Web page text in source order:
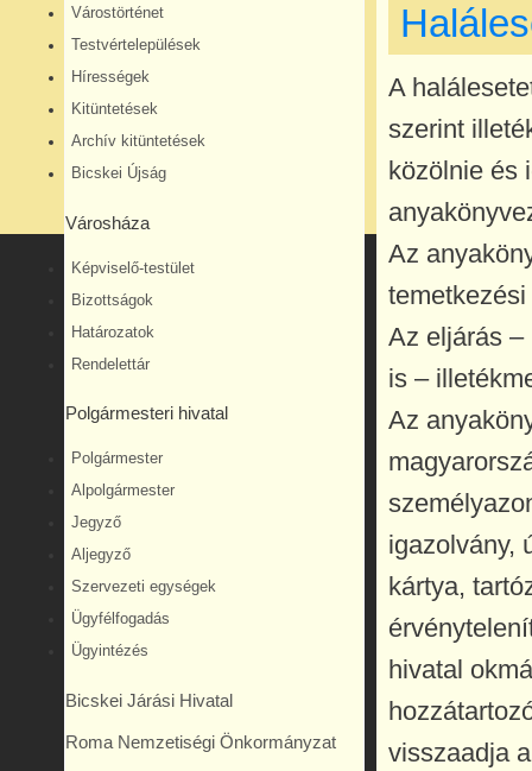
Várostörténet
Testvértelepülések
Hírességek
Kitüntetések
Archív kitüntetések
Bicskei Újság
Városháza
Képviselő-testület
Bizottságok
Határozatok
Rendelettár
Polgármesteri hivatal
Polgármester
Alpolgármester
Jegyző
Aljegyző
Szervezeti egységek
Ügyfélfogadás
Ügyintézés
Bicskei Járási Hivatal
Roma Nemzetiségi Önkormányzat
A
szerint
közölnie és
Az
Az eljárás –
is –
Az
igazolvány,
kártya,
hivatal
visszaadja